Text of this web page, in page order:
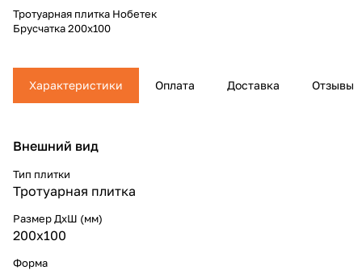
Тротуарная плитка Нобетек
Брусчатка 200х100
Характеристики Оплата Доставка Отзывы
Внешний вид
Тип плитки
Тротуарная плитка
Размер ДхШ (мм)
200х100
Форма